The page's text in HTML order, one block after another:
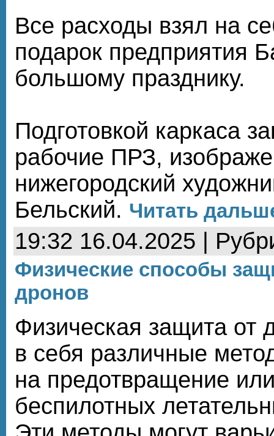
Все расходы взял на
подарок предприятия
большому празднику.
Подготовкой каркаса
рабочие ПРЗ,
нижегородский
Бельский. Читать
19:32 16.04.2025 |
Физические способы
дронов
Физическая защита от
в себя различные
на предотвращение
беспилотных